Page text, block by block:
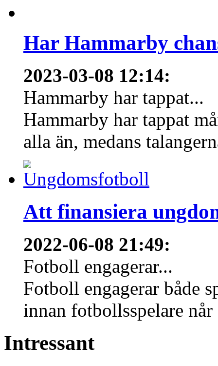
Har Hammarby
2023-03-08 12:14:
Hammarby har tappat...
Hammarby har tappat
alla än, medans
Att finansiera
2022-06-08 21:49:
Fotboll engagerar...
Fotboll engagerar både
innan fotbollsspelare
Intressant